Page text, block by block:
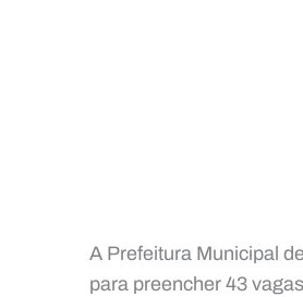
A Prefeitura Municipal de
para preencher 43